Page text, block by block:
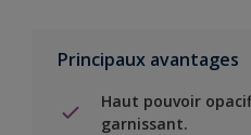
Principaux avantages
Haut pouvoir
garnissant.